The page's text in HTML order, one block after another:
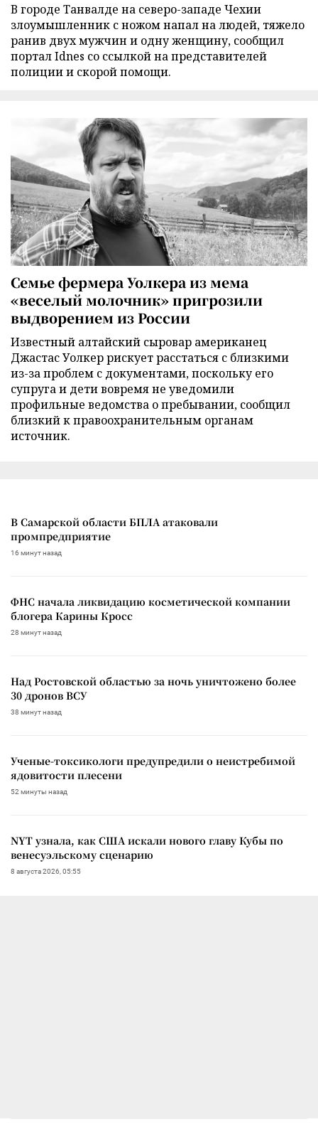
В городе Танвалде на северо-западе Чехии
злоумышленник с ножом напал на людей, тяжело
ранив двух мужчин и одну женщину, сообщил
портал Idnes со ссылкой на представителей
полиции и скорой помощи.
Семье фермера Уолкера из мема
«веселый молочник» пригрозили
выдворением из России
Известный алтайский сыровар американец
Джастас Уолкер рискует расстаться с близкими
из-за проблем с документами, поскольку его
супруга и дети вовремя не уведомили
профильные ведомства о пребывании, сообщил
близкий к правоохранительным органам
источник.
В Самарской области БПЛА атаковали
промпредприятие
16 минут назад
ФНС начала ликвидацию косметической компании
блогера Карины Кросс
28 минут назад
Над Ростовской областью за ночь уничтожено более
30 дронов ВСУ
38 минут назад
Ученые-токсикологи предупредили о неистребимой
ядовитости плесени
52 минуты назад
NYT узнала, как США искали нового главу Кубы по
венесуэльскому сценарию
8 августа 2026, 05:55